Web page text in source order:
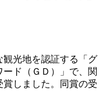
光地を認証する「グ
ド（ＧＤ）」で、関
しました。同賞の受